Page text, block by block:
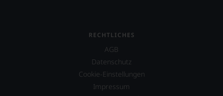
RECHTLICHES
AGB
Datenschutz
Cookie-Einstellungen
Impressum